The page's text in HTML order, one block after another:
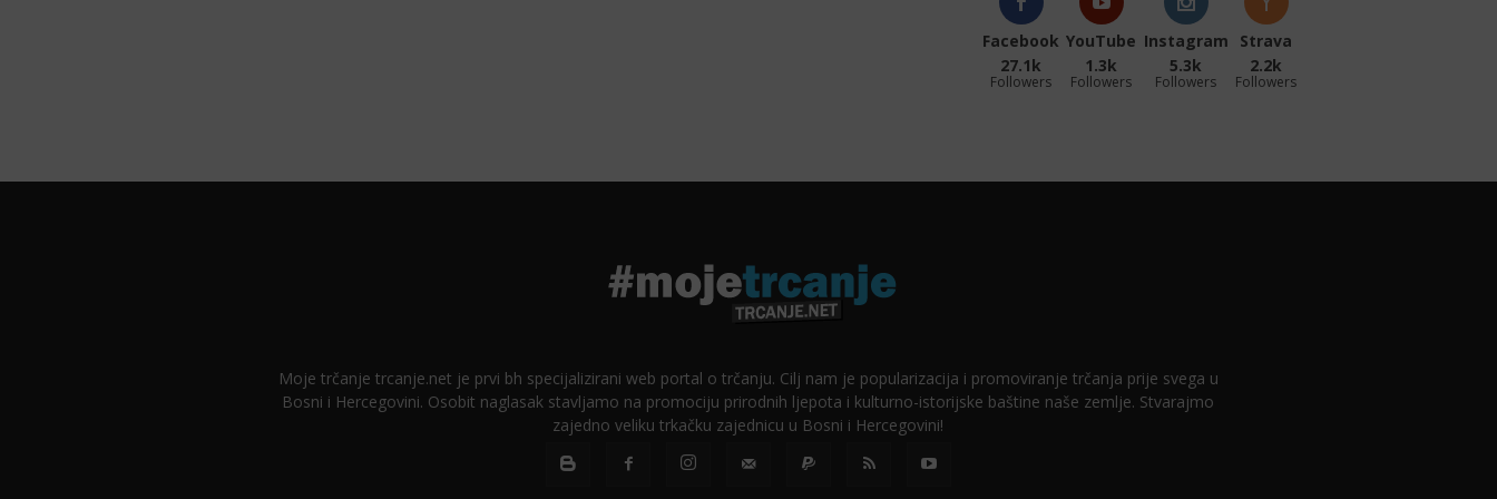
Facebook
27.1k
Followers
YouTube
1.3k
Followers
Instagram
5.3k
Followers
Strava
2.2k
Followers
Moje trčanje trcanje.net je prvi bh specijalizirani web portal o trčanju. Cilj nam je popularizacija i promoviranje trčanja prije svega u
Bosni i Hercegovini. Osobit naglasak stavljamo na promociju prirodnih ljepota i kulturno-istorijske baštine naše zemlje. Stvarajmo
zajedno veliku trkačku zajednicu u Bosni i Hercegovini!